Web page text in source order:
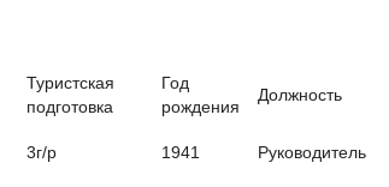
Туристская
подготовка
Год
рождения
Должность
3г/р 1941 Руководитель